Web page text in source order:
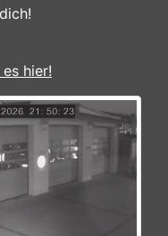
hier!